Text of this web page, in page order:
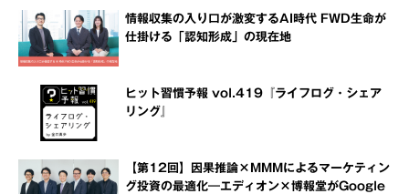
情報収集の入り口が激変するAI時代 FWD生命が
仕掛ける「認知形成」の現在地
ヒット習慣予報 vol.419『ライフログ・シェア
リング』
【第12回】因果推論×MMMによるマーケティン
グ投資の最適化―エディオン×博報堂がGoogle